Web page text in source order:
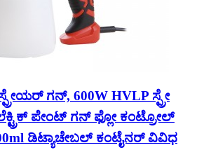
ಗನ್, 600W HVLP ಸ್ಪ್ರೇ
ಪೇಂಟ್ ಗನ್ ಫ್ಲೋ ಕಂಟ್ರೋಲ್
ಡಿಟ್ಯಾಚೇಬಲ್ ಕಂಟೈನರ್ ವಿವಿಧ